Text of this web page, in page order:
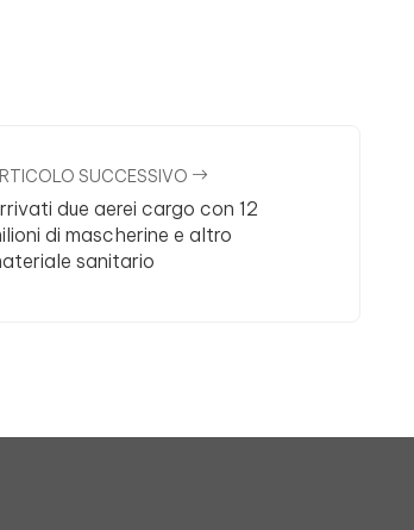
SUCCESSIVO
due aerei cargo con 12
di mascherine e altro
sanitario